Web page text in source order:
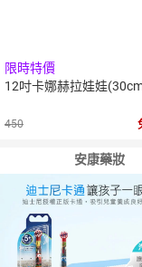
限時特價
12吋卡娜赫拉娃娃
450
安康藥妝